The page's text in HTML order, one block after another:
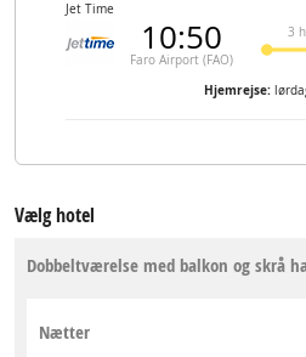
Jet Time
10:50
Faro Airport (FAO)
3
Hjemrejse:
Vælg hotel
Dobbeltværelse med balkon og skrå
Nætter